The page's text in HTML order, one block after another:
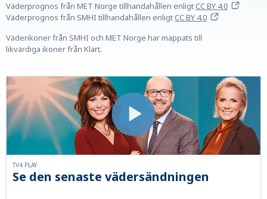
Väderprognos från MET Norge tillhandahållen enligtCC BY 4.0
Väderprognos från SMHI tillhandahållen enligtCC BY 4.0
Väderikoner från SMHI och MET Norge har mappats till
likvärdiga ikoner från Klart.
Se den senaste vädersändningen
TV4 PLAY